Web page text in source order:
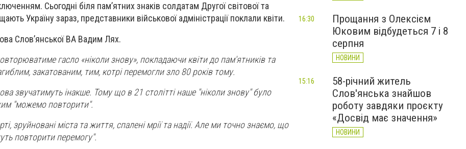
Сьогодні біля пам’ятних знаків солдатам Другої світової та
Україну зараз, представники військової адміністрації поклали квіти.
Слов’янської ВА Вадим Лях.
гасло «ніколи знову», покладаючи квіти до пам'ятників та
закатованим, тим, котрі перемогли зло 80 років тому.
звучатимуть інакше. Тому що в 21 столітті наше "ніколи знову" було
"можемо повторити".
зруйновані міста та життя, спалені мрії та надії. Але ми точно знаємо, що
повторити перемогу".
Прощання з Олексієм
Юковим відбудеться 7 і 8
серпня
НОВИНИ
16:30
58-річний житель
Слов'янська знайшов
роботу завдяки проєкту
«Досвід має значення»
НОВИНИ
15:16